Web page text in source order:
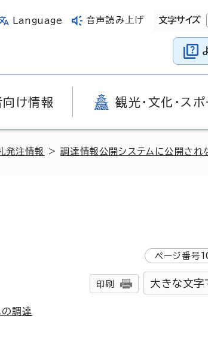
Language 音声読み上げ 文字サイズ
け情報 観光・文化・ス
発注情報 >調達情報公開システムに公開され
ページ番号
印刷 大きな文字
の調達